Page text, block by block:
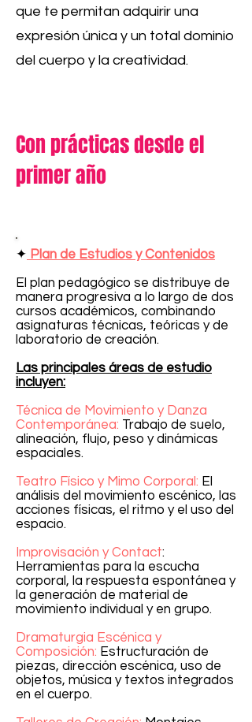
que te permitan adquirir una
expresión única y un total dominio
del cuerpo y la creatividad.
Con prácticas desde el
primer año
✦ Plan de Estudios y Contenidos
El plan pedagógico se distribuye de
manera progresiva a lo largo de dos
cursos académicos, combinando
asignaturas técnicas, teóricas y de
laboratorio de creación.
Las principales áreas de estudio
incluyen:
Técnica de Movimiento y Danza
Contemporánea: Trabajo de suelo,
alineación, flujo, peso y dinámicas
espaciales.
Teatro Físico y Mimo Corporal: El
análisis del movimiento escénico, las
acciones físicas, el ritmo y el uso del
espacio.
Improvisación y Contact:
Herramientas para la escucha
corporal, la respuesta espontánea y
la generación de material de
movimiento individual y en grupo.
Dramaturgia Escénica y
Composición: Estructuración de
piezas, dirección escénica, uso de
objetos, música y textos integrados
en el cuerpo.